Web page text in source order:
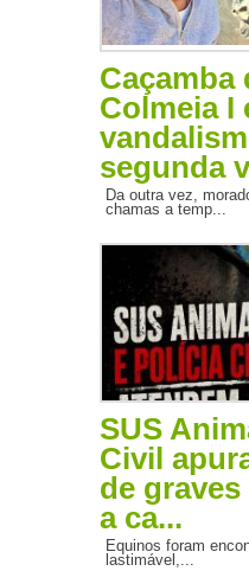
Caçamba
Colmeia I
segunda
Da outra vez,
chamas a temp...
SUS
Civil
de
a ca...
Equinos foram
lastimável,...